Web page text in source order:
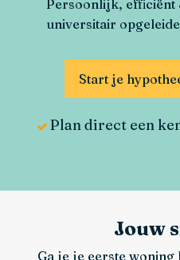
Persoonlijk,
universitair
Start je
Plan direct een
Jouw
Ga je je eerste